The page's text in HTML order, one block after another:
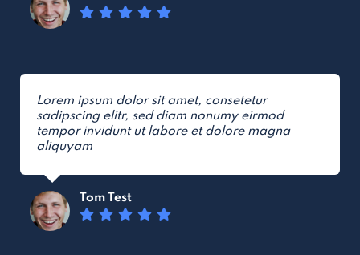
Lorem ipsum dolor sit amet, consetetur
sadipscing elitr, sed diam nonumy eirmod
tempor invidunt ut labore et dolore magna
aliquyam
Tom Test